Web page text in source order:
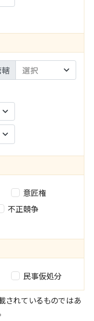
意匠権
不正競争
民事仮処分
されているものではあ